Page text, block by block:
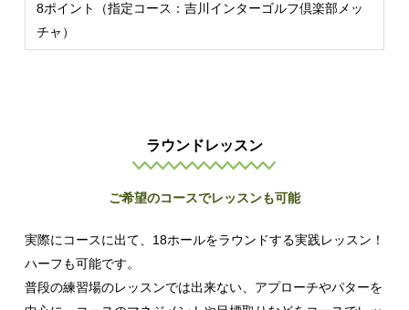
8ポイント（指定コース：吉川インターゴルフ倶楽部メッ
チャ）
ラウンドレッスン
ご希望のコースでレッスンも可能
実際にコースに出て、18ホールをラウンドする実践レッスン！
ハーフも可能です。
普段の練習場のレッスンでは出来ない、アプローチやパターを